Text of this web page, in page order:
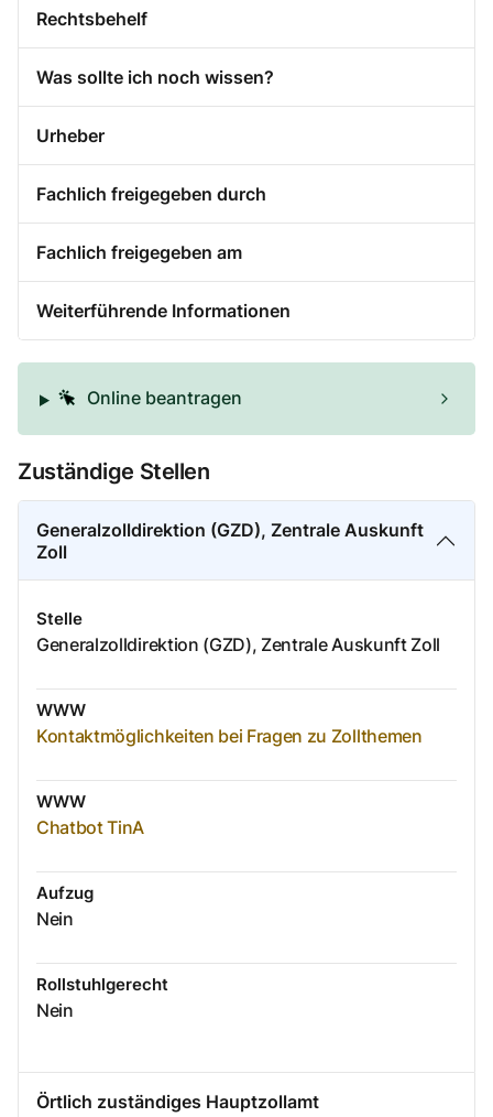
Rechtsbehelf
Was sollte ich noch wissen?
Urheber
Fachlich freigegeben durch
Fachlich freigegeben am
Weiterführende Informationen
Online beantragen
Zuständige Stellen
Generalzolldirektion (GZD), Zentrale Auskunft
Zoll
Stelle
Generalzolldirektion (GZD), Zentrale Auskunft Zoll
WWW
Kontaktmöglichkeiten bei Fragen zu Zollthemen
WWW
Chatbot TinA
Aufzug
Nein
Rollstuhlgerecht
Nein
Örtlich zuständiges Hauptzollamt